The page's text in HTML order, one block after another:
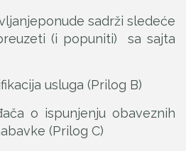
sadrži sledeće
(i popuniti) sa sajta
usluga (Prilog B)
o ispunjenju obaveznih
(Prilog C)